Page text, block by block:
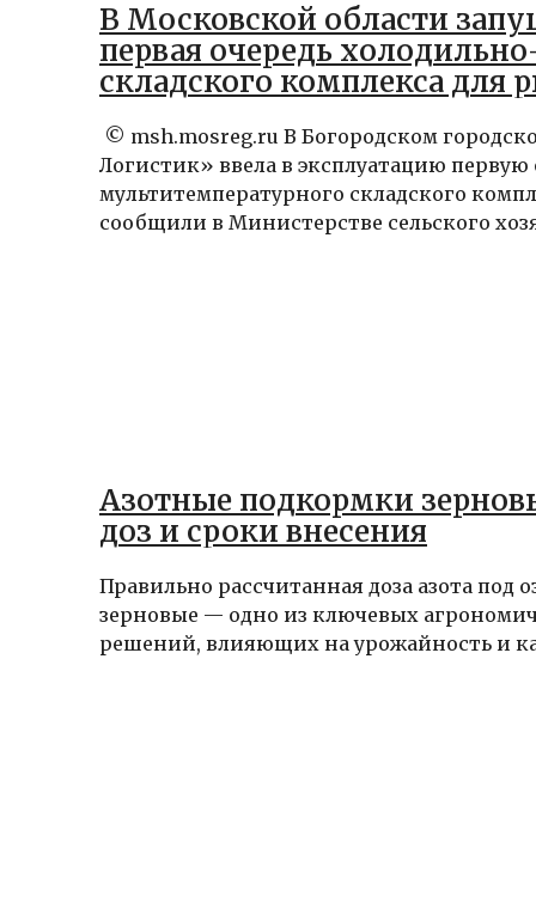
В Московской области
первая очередь
складского комплекса для
© msh.mosreg.ru В Богородском
Логистик» ввела в эксплуатацию первую
мультитемпературного складского
сообщили в Министерстве сельского
Азотные подкормки
доз и сроки внесения
Правильно рассчитанная доза азота под
зерновые — одно из ключевых
решений, влияющих на урожайность и